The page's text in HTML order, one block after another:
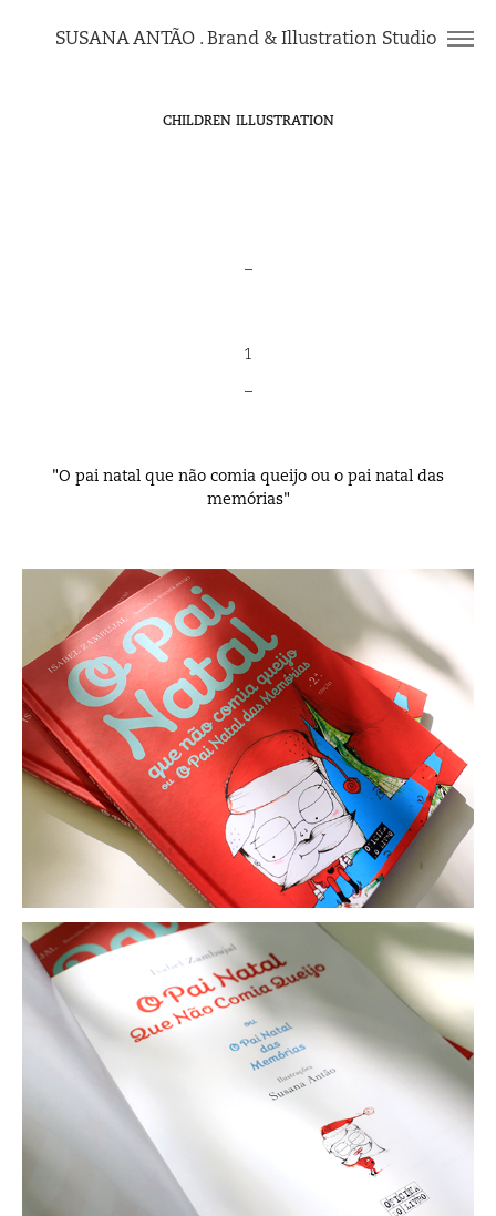
SUSANA ANTÃO . Brand & Illustration Studio
CHILDREN ILLUSTRATION
1
"O pai natal que não comia queijo ou o pai natal das
memórias"